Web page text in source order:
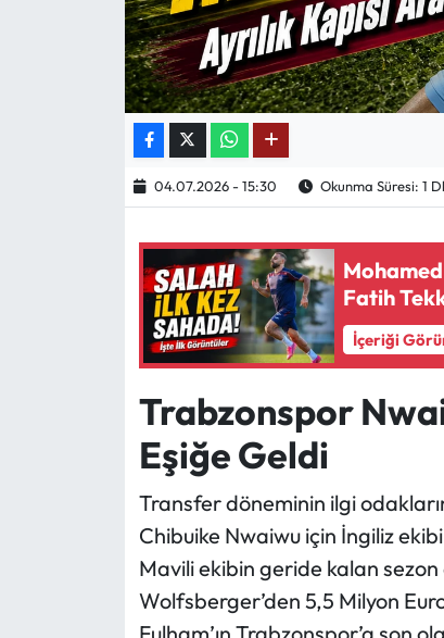
04.07.2026 - 15:30 Okunma Süresi: 1
Mohamed
Fatih
İçeriği
Trabzonspor
Eşiğe Geldi
Transfer döneminin ilgi
Chibuike Nwaiwu için İngiliz
Mavili ekibin geride kalan
Wolfsberger’den 5,5 Milyon
ASTROLOJİ
Spor Yazıları
Mektup Galeri
Ekonomi